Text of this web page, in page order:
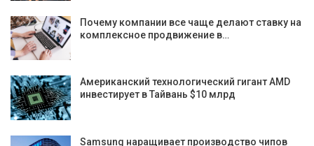
Почему компании все чаще делают ставку на
комплексное продвижение в…
Американский технологический гигант AMD
инвестирует в Тайвань $10 млрд
Samsung наращивает производство чипов